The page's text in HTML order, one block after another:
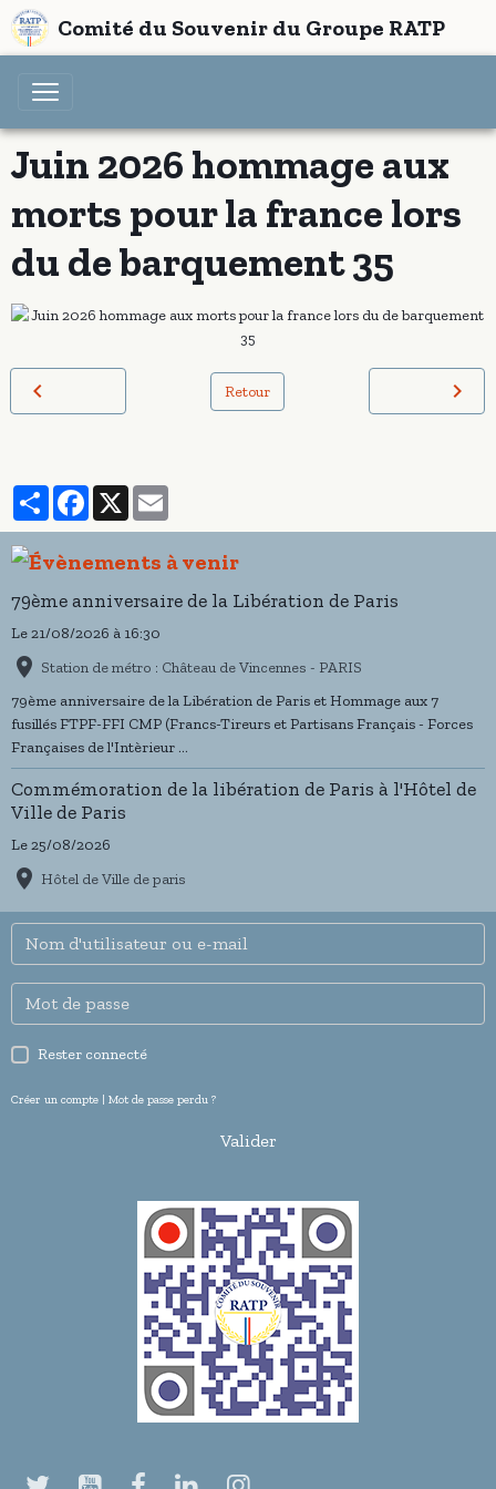
Comité du Souvenir du Groupe RATP
Juin 2026 hommage aux
morts pour la france lors
du de barquement 35
Retour
PartagerFacebook
X
79ème anniversaire de la Libération de Paris
Le 21/08/2026 à 16:30
Station de métro : Château de Vincennes - PARIS
79ème anniversaire de la Libération de Paris et Hommage aux 7
fusillés FTPF-FFI CMP (Francs-Tireurs et Partisans Français - Forces
Françaises de l'Intèrieur ...
Commémoration de la libération de Paris à l'Hôtel de
Ville de Paris
Le 25/08/2026
Hôtel de Ville de paris
Rester connecté
Créer un compte | Mot de passe perdu ?
Valider